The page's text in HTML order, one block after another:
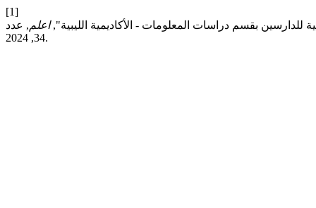
[1]
بقسم دراسات المعلومات - الأكاديمية الليبية",اعلم, عدد
34, 2024.